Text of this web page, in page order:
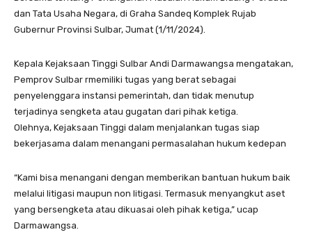
dan Tata Usaha Negara, di Graha Sandeq Komplek Rujab
Gubernur Provinsi Sulbar, Jumat (1/11/2024).
Kepala Kejaksaan Tinggi Sulbar Andi Darmawangsa mengatakan,
Pemprov Sulbar rmemiliki tugas yang berat sebagai
penyelenggara instansi pemerintah, dan tidak menutup
terjadinya sengketa atau gugatan dari pihak ketiga.
Olehnya, Kejaksaan Tinggi dalam menjalankan tugas siap
bekerjasama dalam menangani permasalahan hukum kedepan
“Kami bisa menangani dengan memberikan bantuan hukum baik
melalui litigasi maupun non litigasi. Termasuk menyangkut aset
yang bersengketa atau dikuasai oleh pihak ketiga,” ucap
Darmawangsa.